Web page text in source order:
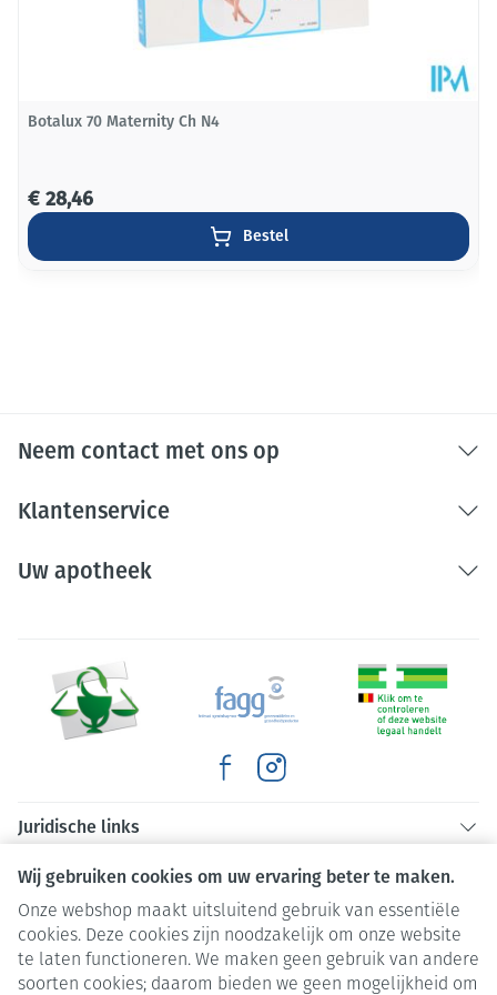
Wij gebruiken cookies om uw ervaring beter te maken.
Onze webshop maakt uitsluitend gebruik van essentiële
cookies. Deze cookies zijn noodzakelijk om onze website
te laten functioneren. We maken geen gebruik van andere
soorten cookies; daarom bieden we geen mogelijkheid om
Botalux 70 Maternity Ch N4
€ 28,46
Bestel
Neem contact met ons op
Klantenservice
Uw apotheek
Juridische links